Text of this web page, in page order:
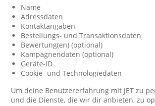
Name
Adressdaten
Kontaktangaben
Bestellungs- und Transaktionsdaten
Bewertung(en) (optional)
Kampagnendaten (optional)
Geräte-ID
Cookie- und Technologiedaten
Um deine Benutzererfahrung mit JET zu
und die Dienste, die wir dir anbieten, zu